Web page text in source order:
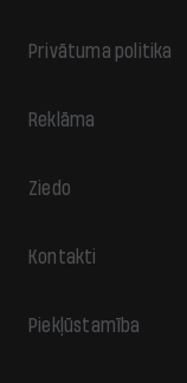
Privātuma politika
Reklāma
Ziedo
Kontakti
Piekļūstamība